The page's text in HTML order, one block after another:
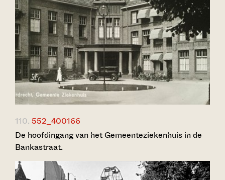
110. 552_400166
De hoofdingang van het Gemeenteziekenhuis in de
Bankastraat.